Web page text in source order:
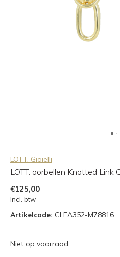
LOTT. Gioielli
LOTT. oorbellen Knotted Link
€125,00
Incl. btw
Artikelcode: CLEA352-M78816
Niet op voorraad